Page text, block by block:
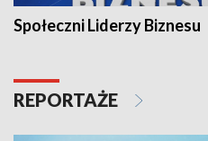
Społeczni Liderzy Biznesu
REPORTAŻE